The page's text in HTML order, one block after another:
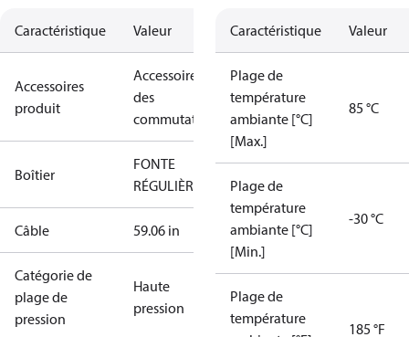
Caractéristique Valeur
Accessoires
produit
Accessoires
des
commutateurs
Boîtier
FONTE
RÉGULIÈRE
Câble 59.06 in
Catégorie de
plage de
pression
Haute
pression
Caractéristique Valeur
Plage de
température
ambiante [°C]
[Max.]
85 °C
Plage de
température
ambiante [°C]
[Min.]
-30 °C
Plage de
température
185 °F